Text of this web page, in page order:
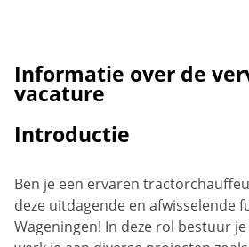
Informatie over de
vacature
Introductie
Ben je een ervaren
deze uitdagende en afwisselende
Wageningen! In deze rol bestuur